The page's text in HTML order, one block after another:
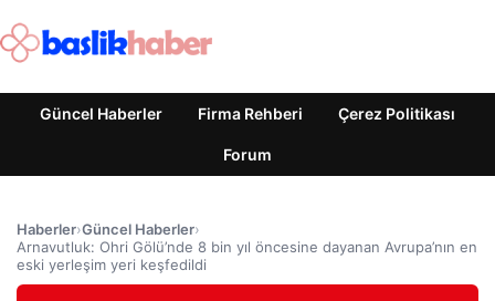
Güncel Haberler Firma Rehberi Çerez Politikası
Forum
Haberler›Güncel Haberler›
Arnavutluk: Ohri Gölü’nde 8 bin yıl öncesine dayanan Avrupa’nın en
eski yerleşim yeri keşfedildi